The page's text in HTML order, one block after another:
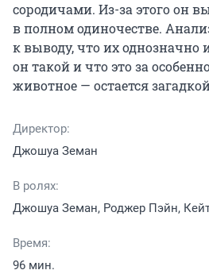
сородичами. Из-за этого он
в полном одиночестве.
к выводу, что их однозначно
он такой и что это за
животное — остается
Директор:
Джошуа Земан
В ролях:
Джошуа Земан, Роджер Пэйн,
Время:
96 мин.